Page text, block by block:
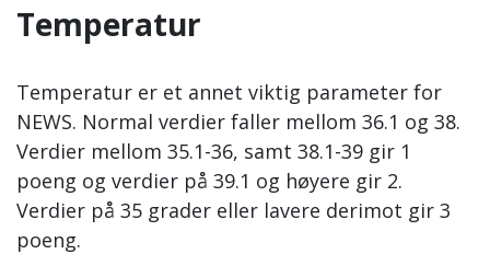
Temperatur
Temperatur er et annet viktig parameter for
NEWS. Normal verdier faller mellom 36.1 og 38.
Verdier mellom 35.1-36, samt 38.1-39 gir 1
poeng og verdier på 39.1 og høyere gir 2.
Verdier på 35 grader eller lavere derimot gir 3
poeng.